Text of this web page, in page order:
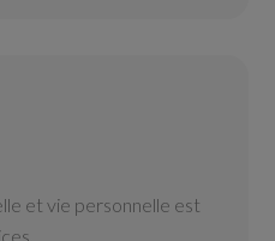
et vie personnelle est